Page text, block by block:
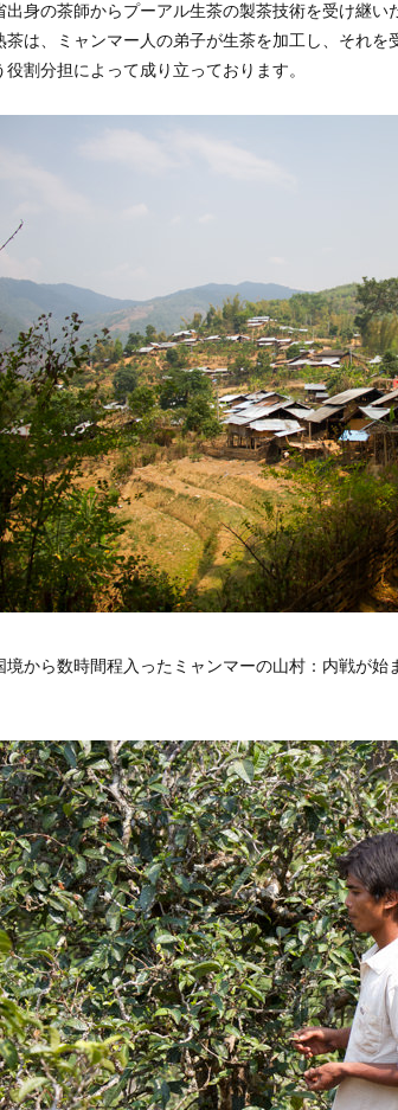
出身の茶師からプーアル生茶の製茶技術を受け継
茶は、ミャンマー人の弟子が生茶を加工し、それを
役割分担によって成り立っております。
境から数時間程入ったミャンマーの山村：内戦が始